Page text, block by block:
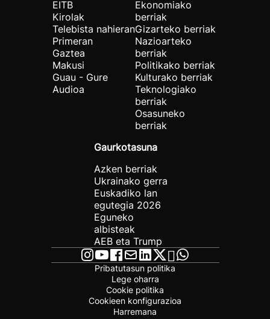
EITB
Kirolak
Telebista nahieran
Primeran
Gaztea
Makusi
Guau - Gure
Audioa
Ekonomiako
berriak
Gizarteko berriak
Nazioarteko
berriak
Politikako berriak
Kulturako berriak
Teknologiako
berriak
Osasuneko
berriak
Gaurkotasuna
Azken berriak
Ukrainako gerra
Euskadiko lan
egutegia 2026
Eguneko
albisteak
AEB eta Trump
Pribatutasun politika
Lege oharra
Cookie politika
Cookieen konfigurazioa
Harremana